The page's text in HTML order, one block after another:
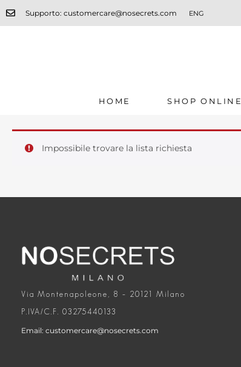
Supporto: customercare@nosecrets.com ENG
HOME SHOP ONLINE
Impossibile trovare la lista richiesta
Via Montenapoleone, 8 – 20121 Milano
P.IVA/C.F. 03275440133
Email: customercare@nosecrets.com